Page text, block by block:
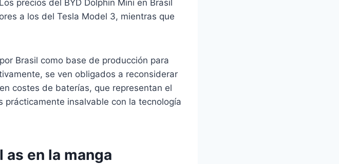
precios del BYD Dolphin Mini en Brasil
a los del Tesla Model 3, mientras que
Brasil como base de producción para
se ven obligados a reconsiderar
costes de baterías, que representan el
insalvable con la tecnología
en la manga